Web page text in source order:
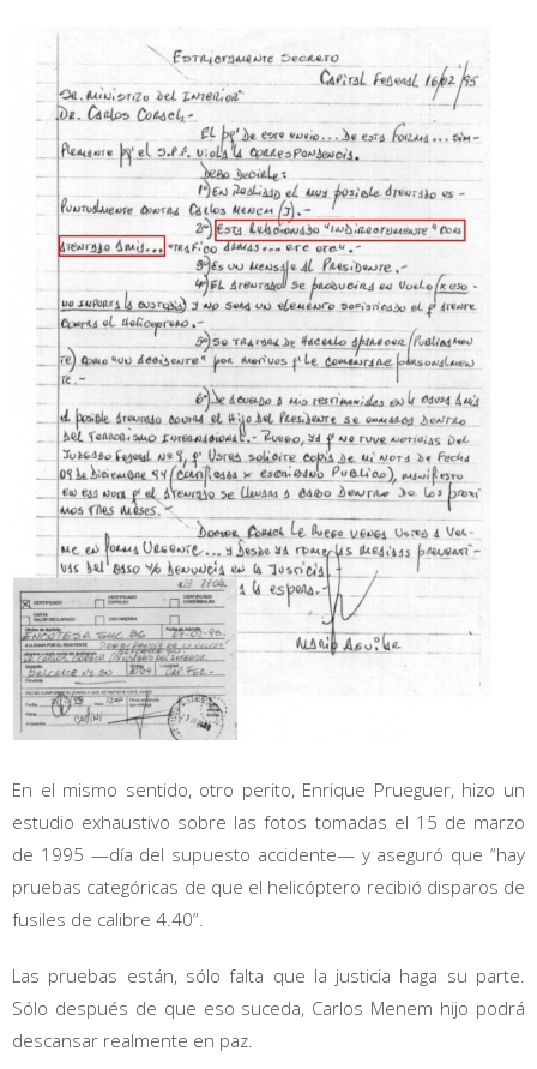
En el mismo sentido, otro perito, Enrique Prueguer, hizo un
estudio exhaustivo sobre las fotos tomadas el 15 de marzo
de 1995 —día del supuesto accidente— y aseguró que “hay
pruebas categóricas de que el helicóptero recibió disparos de
fusiles de calibre 4.40”.
Las pruebas están, sólo falta que la justicia haga su parte.
Sólo después de que eso suceda, Carlos Menem hijo podrá
descansar realmente en paz.